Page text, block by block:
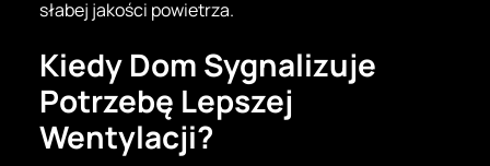
słabej jakości powietrza.
Kiedy Dom Sygnalizuje
Potrzebę Lepszej
Wentylacji?